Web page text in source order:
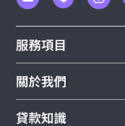
服務項目
關於我們
貸款知識